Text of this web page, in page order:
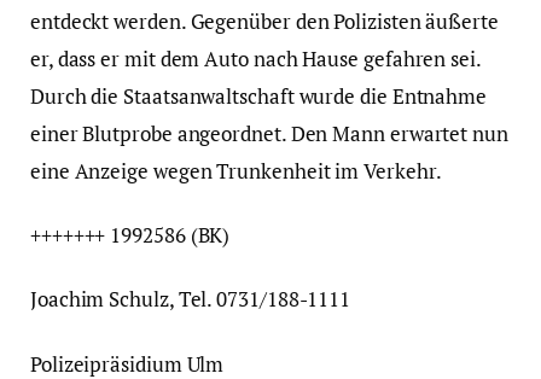
entdeckt werden. Gegenüber den Polizisten äußerte
er, dass er mit dem Auto nach Hause gefahren sei.
Durch die Staatsanwaltschaft wurde die Entnahme
einer Blutprobe angeordnet. Den Mann erwartet nun
eine Anzeige wegen Trunkenheit im Verkehr.
+++++++ 1992586 (BK)
Joachim Schulz, Tel. 0731/188-1111
Polizeipräsidium Ulm